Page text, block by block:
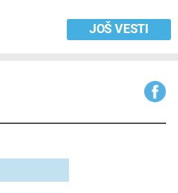
JOŠ VESTI